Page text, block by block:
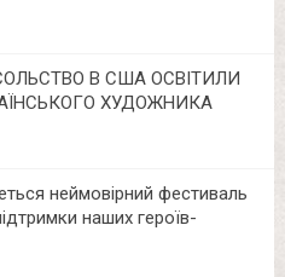
В США ОСВІТИЛИ
ХУДОЖНИКА
неймовірний фестиваль
наших героїв-